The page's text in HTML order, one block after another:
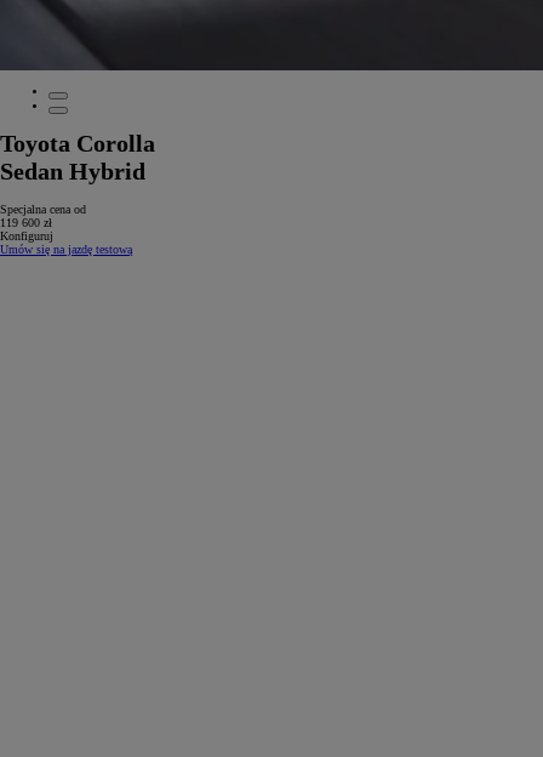
Toyota Corolla
Sedan Hybrid
Specjalna cena od
119 600 zł
Konfiguruj
Umów się na jazdę testową